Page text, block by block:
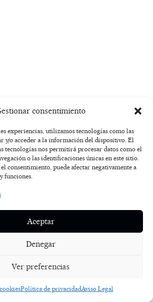
consentimiento
experiencias, utilizamos tecnologías como las
y/o acceder a la información del dispositivo. El
tecnologías nos permitirá procesar datos como el
o las identificaciones únicas en este sitio.
consentimiento, puede afectar negativamente a
funciones.
Aceptar
Denegar
Ver preferencias
Política de privacidadAviso Legal